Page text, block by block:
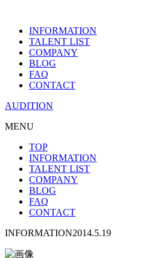
INFORMATION
TALENT LIST
COMPANY
BLOG
FAQ
CONTACT
AUDITION
MENU
TOP
INFORMATION
TALENT LIST
COMPANY
BLOG
FAQ
CONTACT
INFORMATION2014.5.19